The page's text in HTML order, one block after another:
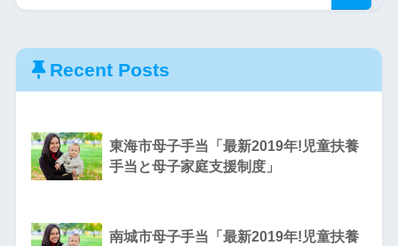
Recent Posts
東海市母子手当「最新2019年!児童扶養
手当と母子家庭支援制度」
南城市母子手当「最新2019年!児童扶養